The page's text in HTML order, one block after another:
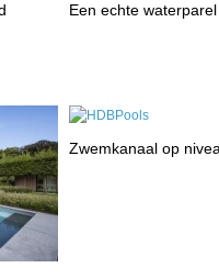
Een echte waterparel
Zwemkanaal op